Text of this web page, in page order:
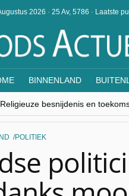
2026 · 25 Av, 5786 · Laatste
BINNENLAND
Religieuze besnijdenis en
“Besnijdenisdebat toont hoe
CITYTRIP | ROEMENIË –
“Vandaag zit elke Jood in België
POLITIEK